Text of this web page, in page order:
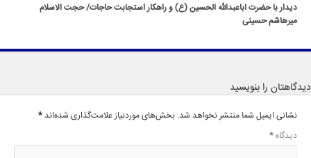
دیدار با حضرت اباعبدالله الحسین (ع) و راهکار استجابت حاجات/ حجت الاسلام
میرهاشم حسینی
دیدگاهتان را بنویسید
نشانی ایمیل شما منتشر نخواهد شد. بخش‌های موردنیاز علامت‌گذاری شده‌اند *
دیدگاه*